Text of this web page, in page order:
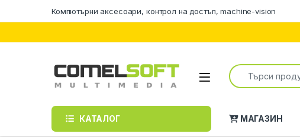
Компютърни аксесоари, контрол на достъп, machine-vision
Search for:
КАТАЛОГ МАГАЗИН